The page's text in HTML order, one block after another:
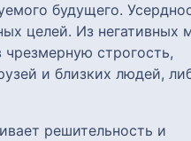
будущего.
целей. Из негативных
строгость,
и близких людей,
решительность и